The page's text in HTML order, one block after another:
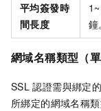
平均簽發時
間長度
鐘。
網域名稱類型（
SSL 認證需與綁定
所綁定的網域名稱